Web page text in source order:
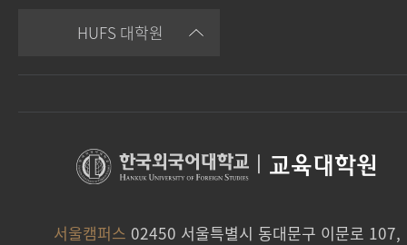
HUFS 대학원
교육대학원
서울캠퍼스 02450 서울특별시 동대문구 이문로 107,